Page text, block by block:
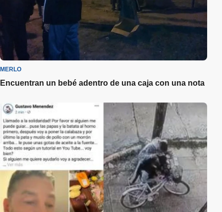
MERLO
Encuentran un bebé adentro de una caja con una nota